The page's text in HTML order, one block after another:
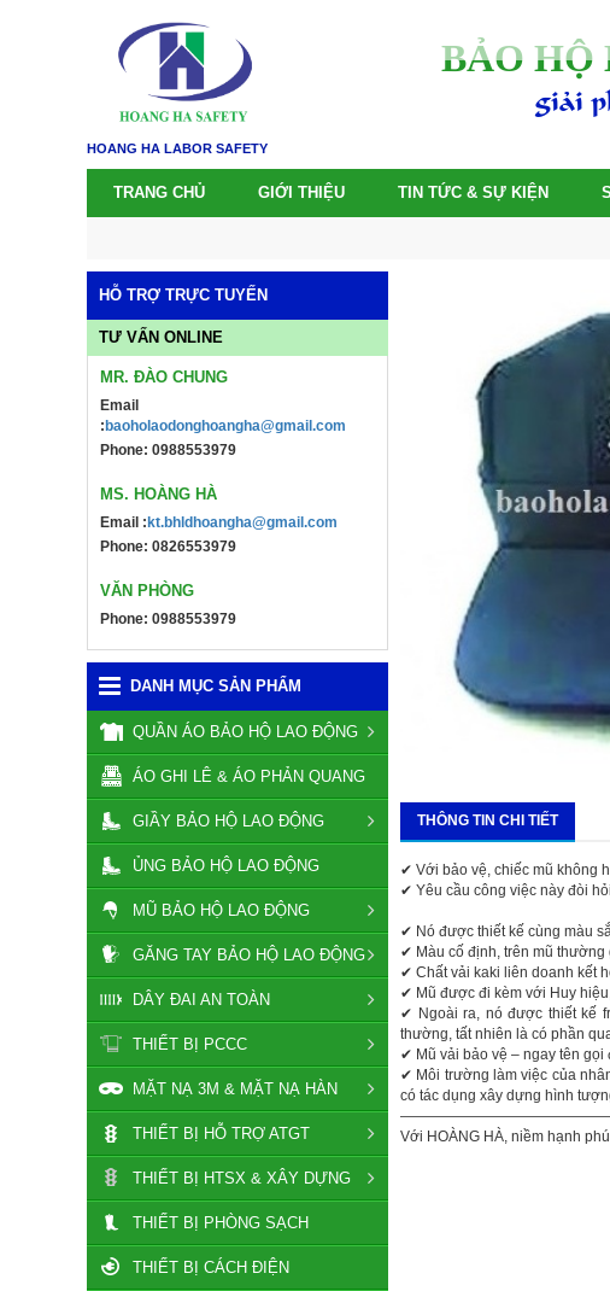
HOANG HA LABOR SAFETY
BẢO HỘ
giải
TRANG CHỦ GIỚI THIỆU TIN TỨC & SỰ KIỆN
HỖ TRỢ TRỰC TUYẾN
TƯ VẤN ONLINE
MR. ĐÀO CHUNG
Email
: baoholaodonghoangha@gmail.com
Phone: 0988553979
MS. HOÀNG HÀ
Email : kt.bhldhoangha@gmail.com
Phone: 0826553979
VĂN PHÒNG
Phone: 0988553979
DANH MỤC SẢN PHẨM
QUẦN ÁO BẢO HỘ LAO ĐỘNG
ÁO GHI LÊ & ÁO PHẢN QUANG
GIẦY BẢO HỘ LAO ĐỘNG
ỦNG BẢO HỘ LAO ĐỘNG
MŨ BẢO HỘ LAO ĐỘNG
GĂNG TAY BẢO HỘ LAO ĐỘNG
DÂY ĐAI AN TOÀN
THIẾT BỊ PCCC
MẶT NẠ 3M & MẶT NẠ HÀN
THIẾT BỊ HỖ TRỢ ATGT
THIẾT BỊ HTSX & XÂY DỰNG
THIẾT BỊ PHÒNG SẠCH
THIẾT BỊ CÁCH ĐIỆN
THÔNG TIN CHI TIẾT
✔ Với bảo vệ, chiếc mũ không
✔ Yêu cầu công việc này đòi
✔ Nó được thiết kế cùng màu
✔ Màu cố định, trên mũ thường
✔ Chất vải kaki liên doanh kết
✔ Mũ được đi kèm với Huy
✔ Ngoài ra, nó được thiết kế
thường, tất nhiên là có phần
✔ Mũ vải bảo vệ – ngay tên
✔ Môi trường làm việc của
có tác dụng xây dựng hình
Với HOÀNG HÀ, niềm hạnh